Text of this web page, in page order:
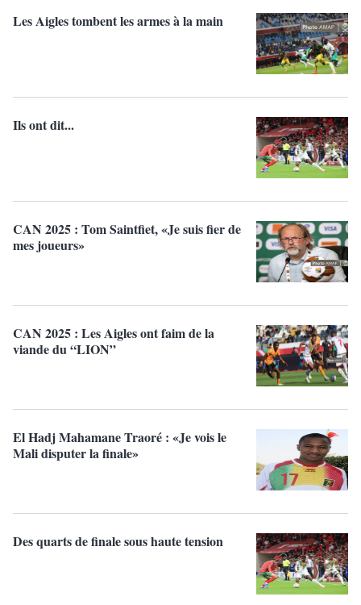
Les Aigles tombent les armes à la main
Ils ont dit...
CAN 2025 : Tom Saintfiet, «Je suis fier de
mes joueurs»
CAN 2025 : Les Aigles ont faim de la
viande du “LION”
El Hadj Mahamane Traoré : «Je vois le
Mali disputer la finale»
Des quarts de finale sous haute tension